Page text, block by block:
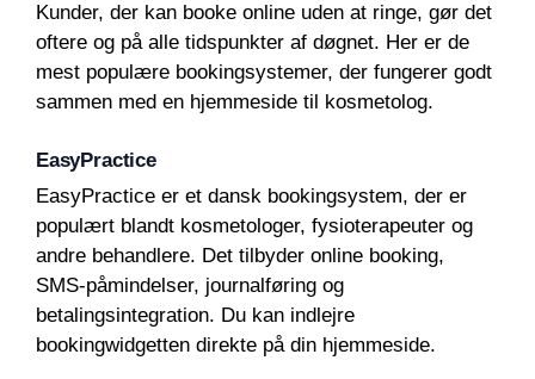
Kunder, der kan booke online uden at ringe, gør det
oftere og på alle tidspunkter af døgnet. Her er de
mest populære bookingsystemer, der fungerer godt
sammen med en hjemmeside til kosmetolog.
EasyPractice
EasyPractice er et dansk bookingsystem, der er
populært blandt kosmetologer, fysioterapeuter og
andre behandlere. Det tilbyder online booking,
SMS-påmindelser, journalføring og
betalingsintegration. Du kan indlejre
bookingwidgetten direkte på din hjemmeside.